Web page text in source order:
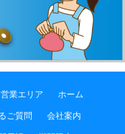
営業エリア ホーム
ご質問 会社案内